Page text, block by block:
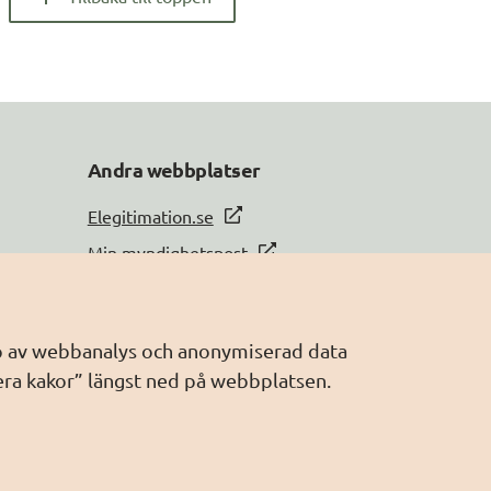
webbanalys och anonymiserad data
kakor” längst ned på webbplatsen.
Andra webbplatser
Elegitimation.se
Min myndighetspost
Webbriktlinjer
Säker digital kommunikation (SDK)